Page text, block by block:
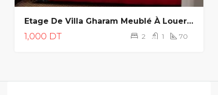
Etage De Villa Gharam Meublé À Louer À Cité Stade La Marsa
1,000 DT 2 1 70